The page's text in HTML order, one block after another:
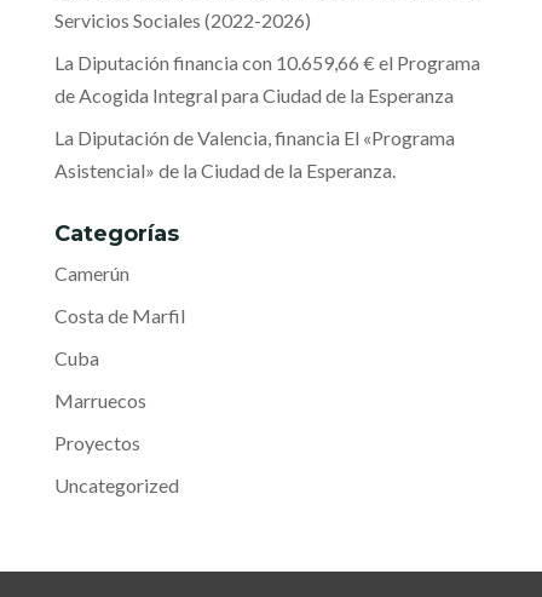
Servicios Sociales (2022-2026)
La Diputación financia con 10.659,66 € el Programa
de Acogida Integral para Ciudad de la Esperanza
La Diputación de Valencia, financia El «Programa
Asistencial» de la Ciudad de la Esperanza.
Categorías
Camerún
Costa de Marfil
Cuba
Marruecos
Proyectos
Uncategorized